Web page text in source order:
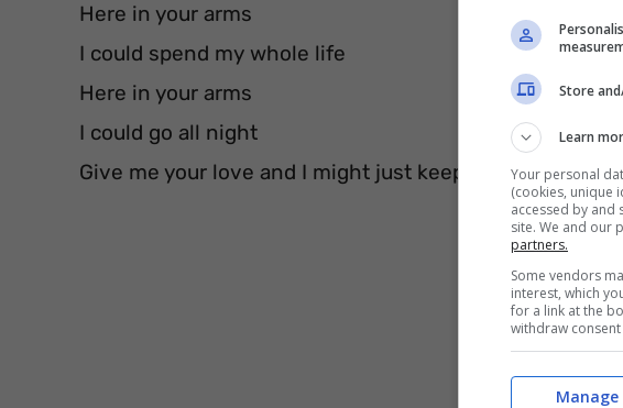
Here in your arms
I could spend my whole life
Here in your arms
I could go all night
Give me your love and I might just keep on dancing
Store
Learn
Your personal
(cookies, unique
accessed by and
site. We and our
partners.
Some vendors
interest, which
for a link at the
withdraw